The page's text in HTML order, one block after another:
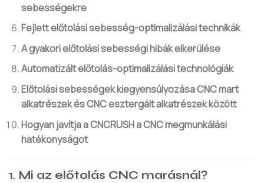
sebességekre
Fejlett előtolási sebesség-optimalizálási technikák
A gyakori előtolási sebességi hibák elkerülése
Automatizált előtolás-optimalizálási technológiák
Előtolási sebességek kiegyensúlyozása CNC mart
alkatrészek és CNC esztergált alkatrészek között
Hogyan javítja a CNCRUSH a CNC megmunkálási
hatékonyságot
1. Mi az előtolás CNC marásnál?